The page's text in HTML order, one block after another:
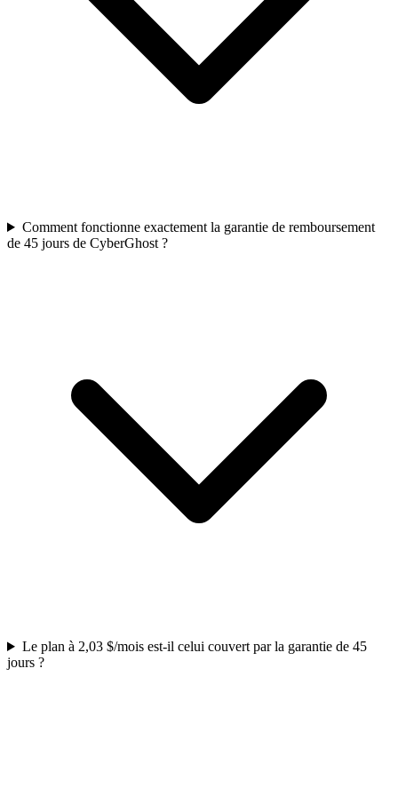
Comment fonctionne exactement la garantie de remboursement
de 45 jours de CyberGhost ?
Le plan à 2,03 $/mois est-il celui couvert par la garantie de 45
jours ?